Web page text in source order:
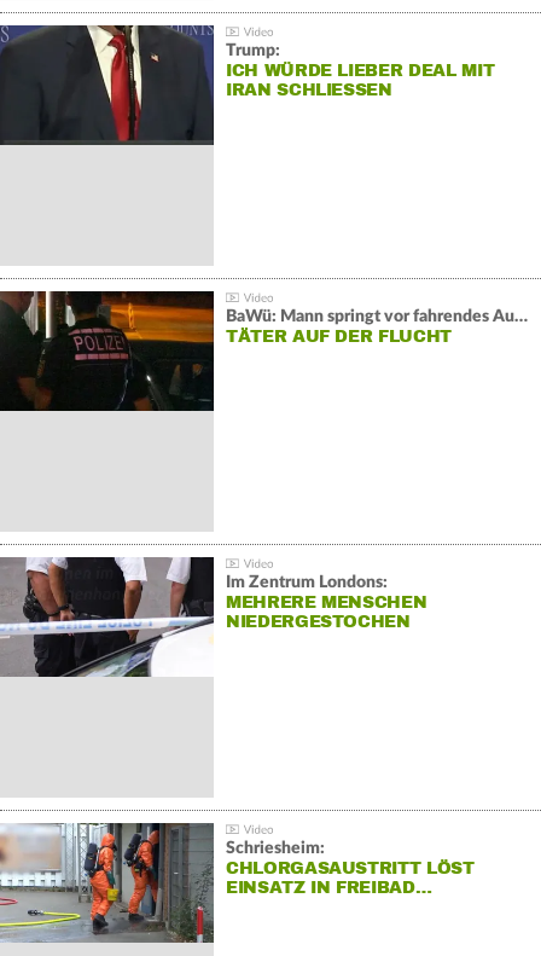
Trump:
ICH WÜRDE LIEBER DEAL MIT
IRAN SCHLIESSEN
BaWü: Mann springt vor fahrendes Auto und schießt
TÄTER AUF DER FLUCHT
Im Zentrum Londons:
MEHRERE MENSCHEN
NIEDERGESTOCHEN
Schriesheim:
CHLORGASAUSTRITT LÖST
EINSATZ IN FREIBAD…